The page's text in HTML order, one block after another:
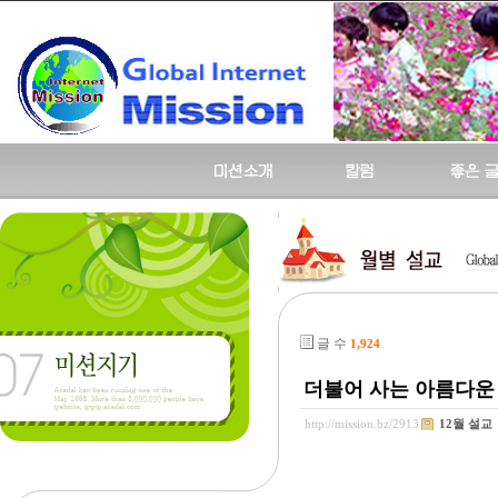
글 수 1,924
더불어 사는 아름다
http://mission.bz/2913 12월 설교